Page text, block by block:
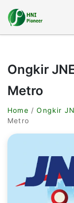
Ongkir
Metro
Home /Ongkir
Metro